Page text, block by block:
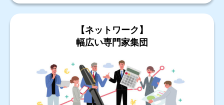
【ネットワーク】
幅広い専門家集団